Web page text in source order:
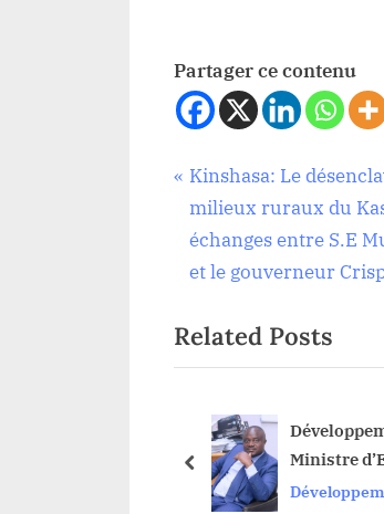
Partager ce contenu
Développement
Navigation
de
l’article
P
r
e
v
o
u
o
Kinshasa: Le
milieux ruraux du
échanges entre S.E
et le gouverneur
Related Posts
Ministre
Nzangi et
prev